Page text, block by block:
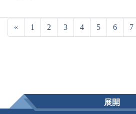
« 1 2 3 4 5 6 7
展開